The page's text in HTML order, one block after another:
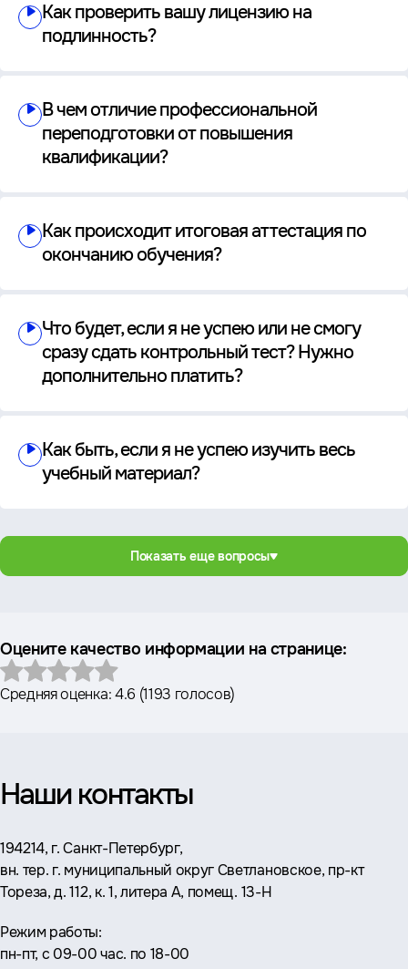
Как проверить вашу лицензию на
подлинность?
В чем отличие профессиональной
переподготовки от повышения
квалификации?
Как происходит итоговая аттестация по
окончанию обучения?
Что будет, если я не успею или не смогу
сразу сдать контрольный тест? Нужно
дополнительно платить?
Как быть, если я не успею изучить весь
учебный материал?
Показать еще вопросы
Оцените качество информации на странице:
Средняя оценка:4.6 (1193 голосов)
Наши контакты
Адрес:
194214, г. Санкт-Петербург,
вн. тер. г. муниципальный округ Светлановское, пр-кт
Тореза, д. 112, к. 1, литера А, помещ. 13-Н
Режим работы:
пн-пт, с 09-00 час. по 18-00